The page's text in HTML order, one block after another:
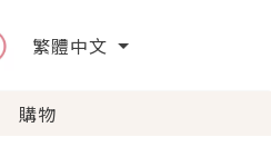
繁體中文
購物